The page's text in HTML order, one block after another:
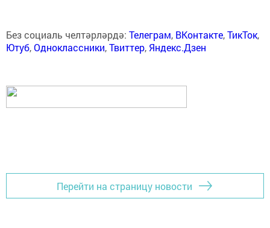
Без социаль челтәрләрдә: Телеграм, ВКонтакте,ТикТок,
Ютуб,Одноклассники,Твиттер, Яндекс.Дзен
Перейти на страницу новости